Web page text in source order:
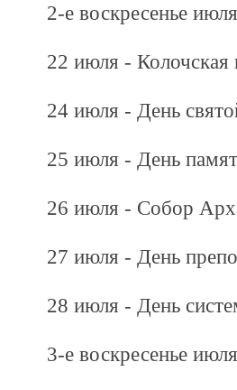
2-е воскресенье
22 июля -
24 июля - День
25 июля - День
26 июля - Собор
27 июля - День
28 июля - День
3-е воскресенье